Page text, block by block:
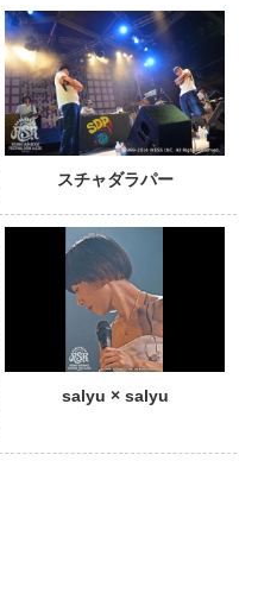
スチャダラパー
salyu × salyu